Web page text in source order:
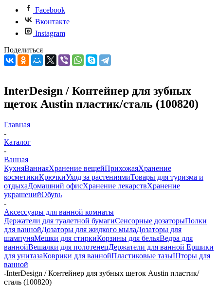
Facebook
Вконтакте
Instagram
Поделиться
InterDesign / Контейнер для зубных
щеток Austin пластик/сталь (100820)
Главная
-
Каталог
-
Ванная
КухняВаннаяХранение вещейПрихожаяХранение
косметикиКрючкиУход за растениямиТовары для туризма и
отдыхаДомашний офисХранение лекарствХранение
украшенийОбувь
-
Аксессуары для ванной комнаты
Держатели для туалетной бумагиСенсорные дозаторыПолки
для ваннойДозаторы для жидкого мылаДозаторы для
шампуняМешки для стиркиКорзины для бельяВедра для
ваннойВешалки для полотенецДержатели для ванной Ершики
для унитазаКоврики для ваннойПластиковые тазыШторы для
ванной
-InterDesign / Контейнер для зубных щеток Austin пластик/
сталь (100820)